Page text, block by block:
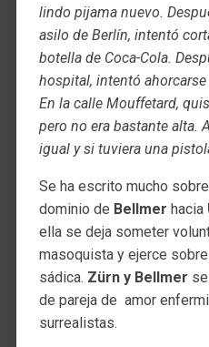
lindo pijama nuevo.
asilo de Berlín, intentó
botella de Coca-Cola.
hospital, intentó
En la calle Mouffetard,
pero no era bastante alta.
igual y si tuviera una
Se ha escrito mucho
dominio de Bellmer hacia
ella se deja someter
masoquista y ejerce
sádica. Zürn y Bellmer
de pareja de amor
surrealistas.